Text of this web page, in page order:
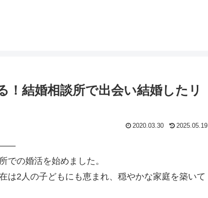
！結婚相談所で出会い結婚したリ
2020.03.30 2025.05.19
——
での婚活を始めました。
は2人の子どもにも恵まれ、穏やかな家庭を築いて